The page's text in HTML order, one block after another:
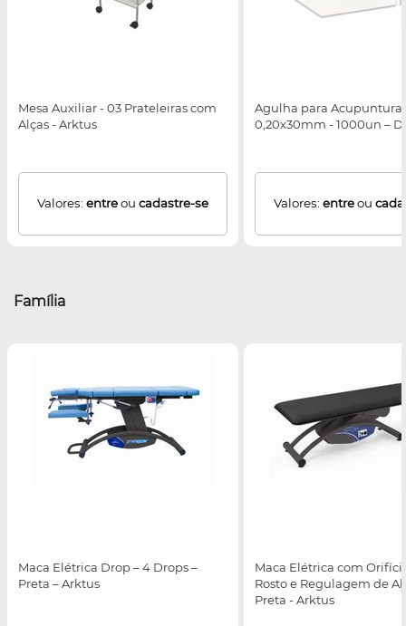
Mesa Auxiliar - 03 Prateleiras com
Alças - Arktus
Valores: entreou cadastre-se
Agulha para Acupuntura
0,20x30mm - 1000un –
Valores: entreou
Família
Maca Elétrica Drop – 4 Drops –
Preta – Arktus
Maca Elétrica com
Rosto e Regulagem de
Preta - Arktus